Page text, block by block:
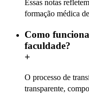
Essas notas
formação médica
Como
faculdade?
+
O processo de
transparente,